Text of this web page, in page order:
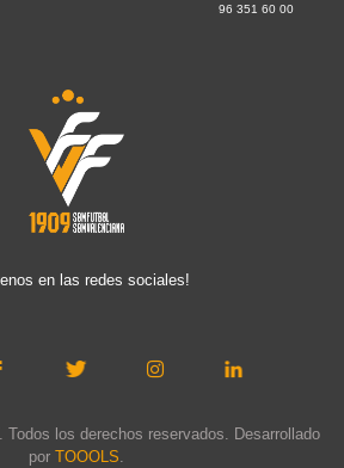
96 351 60 00
en las redes sociales!
los derechos reservados. Desarrollado
por TOOOLS.